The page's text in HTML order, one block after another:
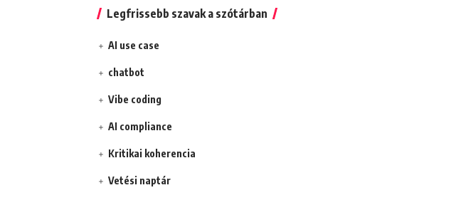
Legfrissebb szavak a szótárban
AI use case
chatbot
Vibe coding
AI compliance
Kritikai koherencia
Vetési naptár